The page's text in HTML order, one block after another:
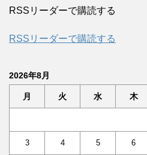
RSSリーダーで購読する
RSSリーダーで購読する
2026年8月
月 火 水 木
3 4 5 6